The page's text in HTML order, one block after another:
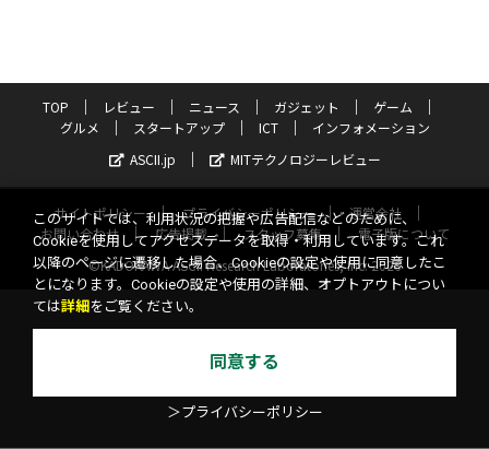
TOP レビュー ニュース ガジェット
ゲーム
グルメ
スタートアップ ICT
インフォメーション
ASCII.jp
MITテクノロジーレビュー
サイトポリシー プライバシーポリシー
運営会社
お問い合わせ
広告掲載 スタッフ募集
電子版について
©KADOKAWA ASCII Research Laboratories, Inc. 2026
このサイトでは、利用状況の把握や広告配信などのために、
Cookieを使用してアクセスデータを取得・利用しています。これ
以降のページに遷移した場合、Cookieの設定や使用に同意したこ
とになります。Cookieの設定や使用の詳細、オプトアウトについ
ては詳細 をご覧ください。
同意する
＞プライバシーポリシー